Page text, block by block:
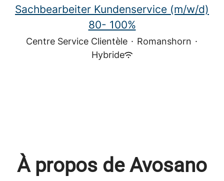
Sachbearbeiter Kundenservice (m/w/d)
80- 100%
Centre Service Clientèle · Romanshorn ·
Hybride
À propos de Avosano